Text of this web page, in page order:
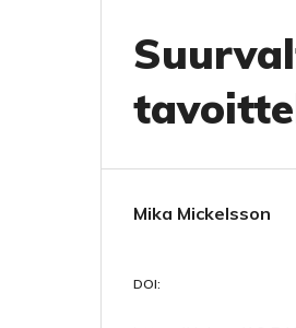
Mika Mickelsson
DOI: